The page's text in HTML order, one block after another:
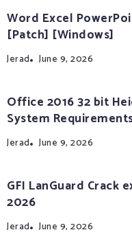
Word Excel
[Patch] [Windows]
Jerad June 9, 2026
Office 2016 32 bit
System
Jerad June 9, 2026
GFI LanGuard Crack
2026
Jerad June 9, 2026